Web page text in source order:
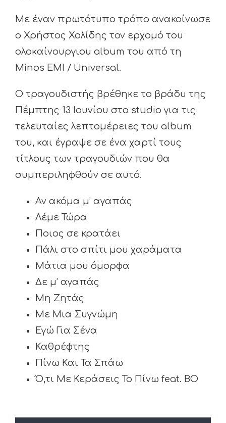
Με έναν πρωτότυπο τρόπο ανακοίνωσε
ο Χρήστος Χολίδης τον ερχομό του
ολοκαίνουργιου album του από τη
Minos EMI / Universal.
Ο τραγουδιστής βρέθηκε το βράδυ της
Πέμπτης 13 Ιουνίου στο studio για τις
τελευταίες λεπτομέρειες του album
του, και έγραψε σε ένα χαρτί τους
τίτλους των τραγουδιών που θα
συμπεριληφθούν σε αυτό.
Αν ακόμα μ’ αγαπάς
Λέμε Τώρα
Ποιος σε κρατάει
Πάλι στο σπίτι μου χαράματα
Μάτια μου όμορφα
Δε μ’ αγαπάς
Μη Ζητάς
Με Μια Συγνώμη
Εγώ Για Σένα
Καθρέφτης
Πίνω Και Τα Σπάω
Ό,τι Με Κεράσεις Το Πίνω feat. BO